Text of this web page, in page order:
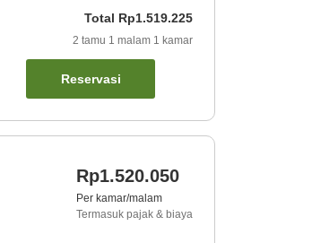
Total Rp1.519.225
2 tamu 1 malam 1 kamar
Reservasi
Rp1.520.050
Per kamar/malam
Termasuk pajak & biaya